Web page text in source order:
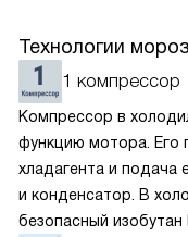
Технологии
1 компрессор
Компрессор в
функцию мотора. Его
хладагента и подача
и конденсатор. В
безопасный